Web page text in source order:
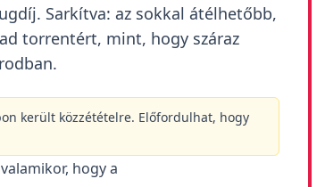
Sarkítva: az sokkal átélhetőbb,
torrentért, mint, hogy száraz
került közzétételre. Előfordulhat, hogy
hogy a